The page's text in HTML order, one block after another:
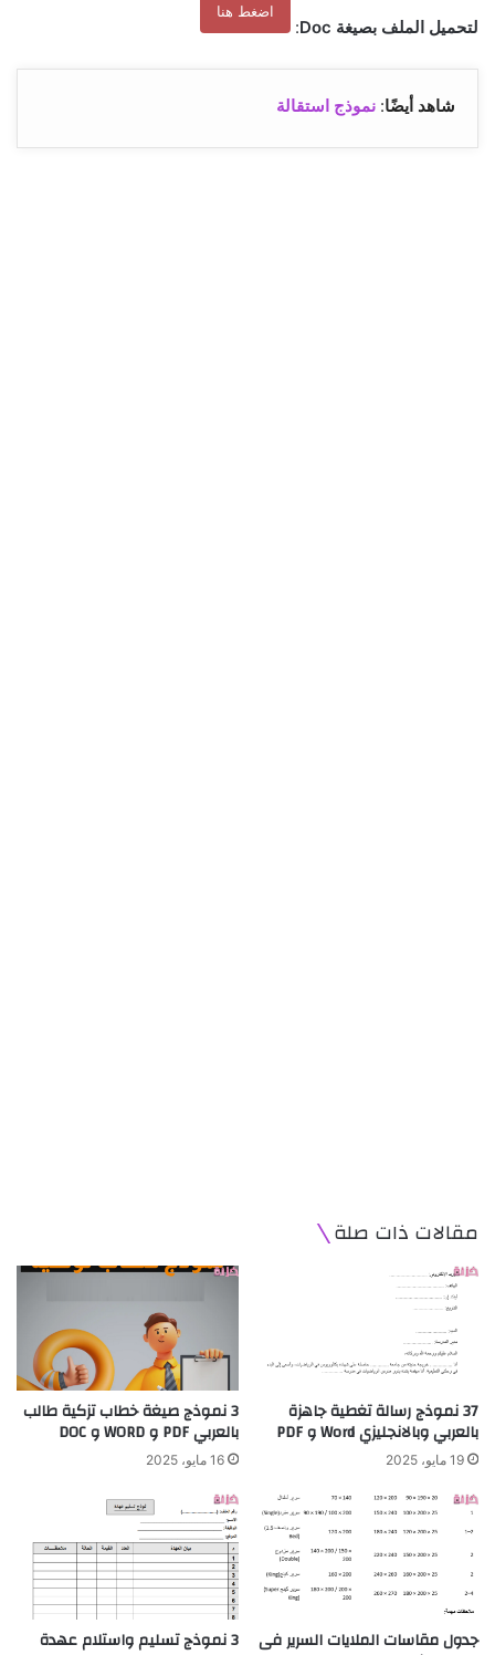
لتحميل الملف بصيغة Doc :
اضغط هنا
شاهد أيضًا: نموذج استقالة
مقالات ذات صلة
37 نموذج رسالة تغطية جاهزة
بالعربي وبالانجليزي Word و PDF
19 مايو، 2025
3 نموذج صيغة خطاب تزكية طالب
بالعربي PDF و WORD و DOC
16 مايو، 2025
جدول مقاسات الملايات السرير فى 3 نموذج تسليم واستلام عهدة